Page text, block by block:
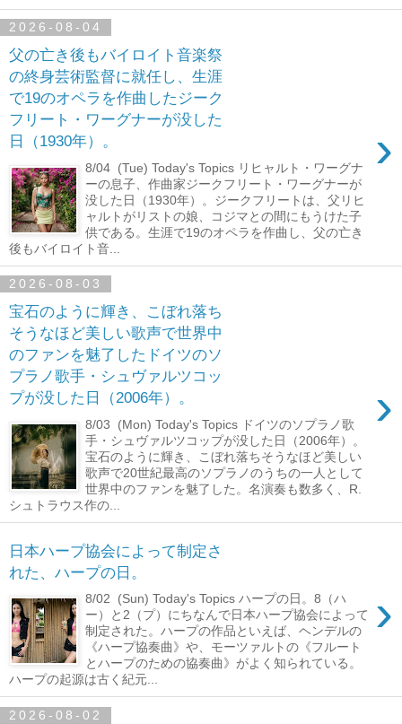
2026-08-04
父の亡き後もバイロイト音楽祭
の終身芸術監督に就任し、生涯
で19のオペラを作曲したジーク
フリート・ワーグナーが没した
日（1930年）。
›
8/04 (Tue) Today's Topics リヒャルト・ワーグナ
ーの息子、作曲家ジークフリート・ワーグナーが
没した日（1930年）。ジークフリートは、父リヒ
ャルトがリストの娘、コジマとの間にもうけた子
供である。生涯で19のオペラを作曲し、父の亡き
後もバイロイト音...
2026-08-03
宝石のように輝き、こぼれ落ち
そうなほど美しい歌声で世界中
のファンを魅了したドイツのソ
プラノ歌手・シュヴァルツコッ
プが没した日（2006年）。
›
8/03 (Mon) Today's Topics ドイツのソプラノ歌
手・シュヴァルツコップが没した日（2006年）。
宝石のように輝き、こぼれ落ちそうなほど美しい
歌声で20世紀最高のソプラノのうちの一人として
世界中のファンを魅了した。名演奏も数多く、R.
シュトラウス作の...
日本ハープ協会によって制定さ
れた、ハープの日。
›
8/02 (Sun) Today's Topics ハープの日。8（ハ
ー）と2（プ）にちなんで日本ハープ協会によって
制定された。ハープの作品といえば、ヘンデルの
《ハープ協奏曲》や、モーツァルトの《フルート
とハープのための協奏曲》がよく知られている。
ハープの起源は古く紀元...
2026-08-02